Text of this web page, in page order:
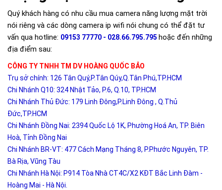
Quý khách hàng có nhu cầu mua camera năng lượng mặt trời
nói riêng và các dòng camera ip wifi nói chung có thể đặt tư
vấn qua hotline: 09153 77770 - 028.66.795.795 hoặc đến những
địa điểm sau:
CÔNG TY TNHH TM DV HOÀNG QUỐC BẢO
Trụ sở chính: 126 Tân Quý,P.Tân Qúy,Q.Tân Phú,TP.HCM
Chi Nhánh Q10: 324 Nhật Tảo, P.6, Q.10, TP.HCM
Chi Nhánh Thủ Đức: 179 Linh Đông,P.Linh Đông , Q.Thủ
Đức,TP.HCM
Chi Nhánh Đồng Nai: 2394 Quốc Lộ 1K, Phường Hoá An, TP. Biên
Hoà, Tỉnh Đồng Nai
Chi Nhánh BR-VT: 477 Cách Mạng Tháng 8, P.Phước Nguyên, TP.
Bà Rịa, Vũng Tàu
Chi Nhánh Hà Nội: P914 Tòa Nhà CT4C/X2 KĐT Bắc Linh Đàm -
Hoàng Mai - Hà Nội.